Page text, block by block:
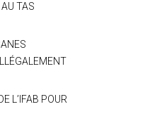
TAS
L’IFAB POUR